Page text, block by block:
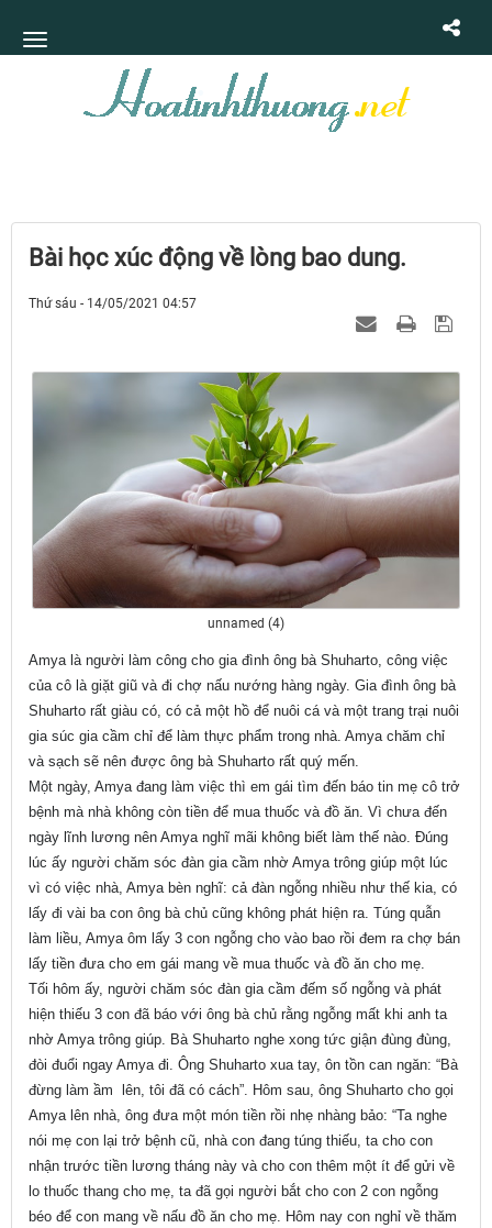
Bài học xúc động về lòng bao dung.
Thứ sáu - 14/05/2021 04:57
unnamed (4)
Amya là người làm công cho gia đình ông bà Shuharto, công việc
của cô là giặt giũ và đi chợ nấu nướng hàng ngày. Gia đình ông bà
Shuharto rất giàu có, có cả một hồ để nuôi cá và một trang trại nuôi
gia súc gia cầm chỉ để làm thực phẩm trong nhà. Amya chăm chỉ
và sạch sẽ nên được ông bà Shuharto rất quý mến.
Một ngày, Amya đang làm việc thì em gái tìm đến báo tin mẹ cô trở
bệnh mà nhà không còn tiền để mua thuốc và đồ ăn. Vì chưa đến
ngày lĩnh lương nên Amya nghĩ mãi không biết làm thế nào. Đúng
lúc ấy người chăm sóc đàn gia cầm nhờ Amya trông giúp một lúc
vì có việc nhà, Amya bèn nghĩ: cả đàn ngỗng nhiều như thế kia, có
lấy đi vài ba con ông bà chủ cũng không phát hiện ra. Túng quẫn
làm liều, Amya ôm lấy 3 con ngỗng cho vào bao rồi đem ra chợ bán
lấy tiền đưa cho em gái mang về mua thuốc và đồ ăn cho mẹ.
Tối hôm ấy, người chăm sóc đàn gia cầm đếm số ngỗng và phát
hiện thiếu 3 con đã báo với ông bà chủ rằng ngỗng mất khi anh ta
nhờ Amya trông giúp. Bà Shuharto nghe xong tức giận đùng đùng,
đòi đuổi ngay Amya đi. Ông Shuharto xua tay, ôn tồn can ngăn: “Bà
đừng làm ầm lên, tôi đã có cách”. Hôm sau, ông Shuharto cho gọi
Amya lên nhà, ông đưa một món tiền rồi nhẹ nhàng bảo: “Ta nghe
nói mẹ con lại trở bệnh cũ, nhà con đang túng thiếu, ta cho con
nhận trước tiền lương tháng này và cho con thêm một ít để gửi về
lo thuốc thang cho mẹ, ta đã gọi người bắt cho con 2 con ngỗng
béo để con mang về nấu đồ ăn cho mẹ. Hôm nay con nghỉ về thăm